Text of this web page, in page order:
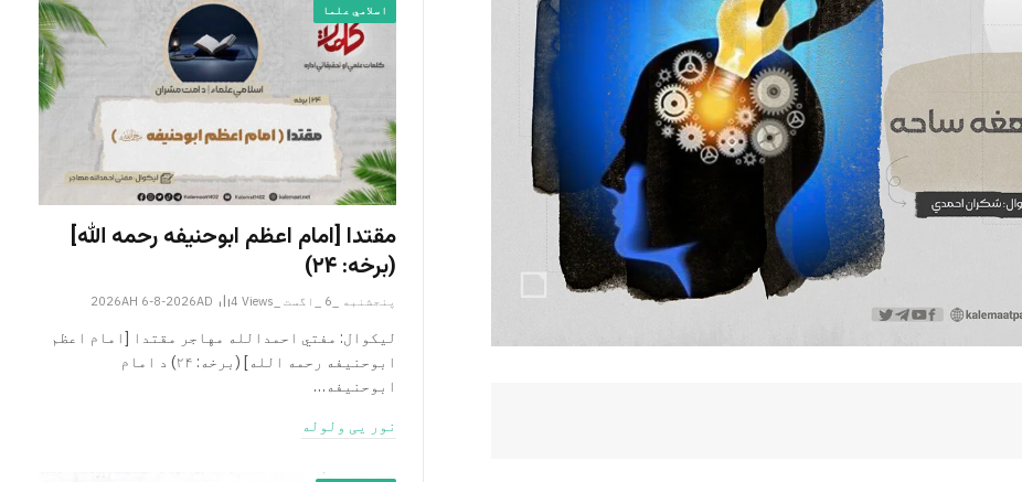
اسلامي علما
مقتدا [امام اعظم ابوحنیفه رحمه الله‎]
(برخه: ۲۴)
پنجشنبه _6 _اگست _2026AH 6-8-2026AD 4 Views
لیکوال: مفتي احمدالله مهاجر مقتدا [امام اعظم
ابوحنیفه رحمه الله‎] (برخه: ۲۴) د امام
ابوحنيفه…
نور یی ولوله